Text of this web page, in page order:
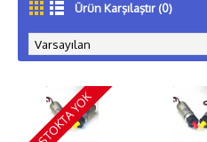
Ürün Karşılaştır (0)
STOKTA YOK